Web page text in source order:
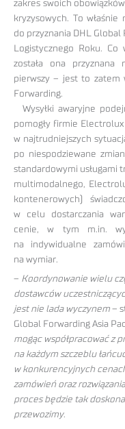
zakres swoich
kryzysowych. To
do przyznania DHL
Logistycznego Roku.
została ona przyznana
pierwszy – jest to zatem
Forwarding.
Wysyłki awaryjne
pomogły firmie
w najtrudniejszych
po niespodziewane
standardowymi usługami
multimodalnego,
kontenerowych)
w celu dostarczania
cenie, w tym m.in.
na indywidualne
na wymiar.
– Koordynowanie wielu
dostawców
jest nie lada wyczynem –
Global Forwarding Asia
mogąc współpracować z
na każdym szczeblu
w konkurencyjnych
zamówień oraz
proces będzie tak
przewozimy.